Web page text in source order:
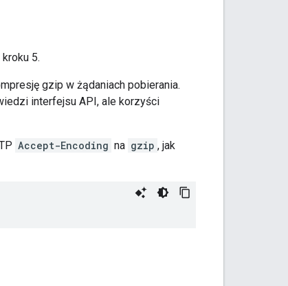
5.
gzip w żądaniach pobierania.
interfejsu API, ale korzyści
Accept-Encoding na gzip , jak